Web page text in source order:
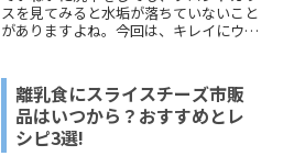
スを見てみると水垢が落ちていないこと
がありますよね。今回は、キレイにウロ
はないかなぁと情報を探している人向け
に３つの方法をまとめてみ...
離乳食にスライスチーズ市販
品はいつから？おすすめとレ
シピ3選!